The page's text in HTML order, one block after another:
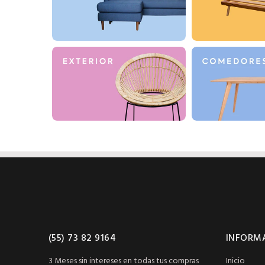
(55) 73 82 9164
3 Meses sin intereses en todas tus compras Inicio